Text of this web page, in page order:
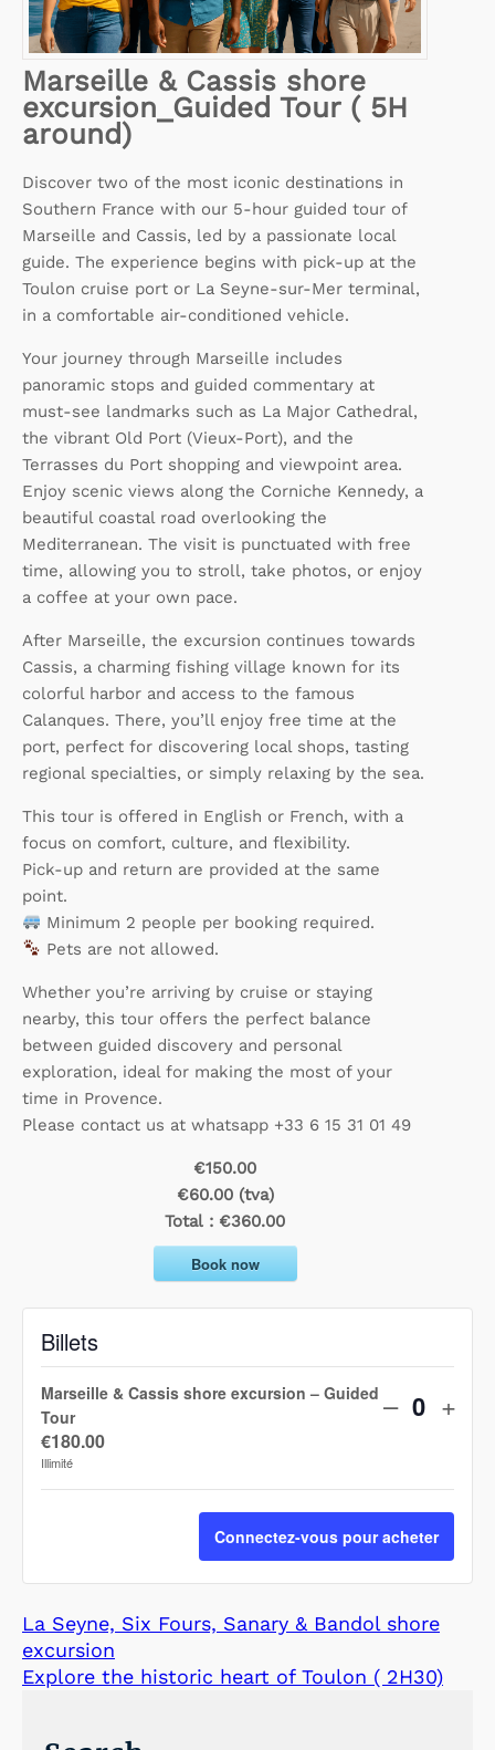
Marseille & Cassis shore
excursion_Guided Tour ( 5H
around)
Discover two of the most iconic destinations in
Southern France with our 5-hour guided tour of
Marseille and Cassis, led by a passionate local
guide. The experience begins with pick-up at the
Toulon cruise port or La Seyne-sur-Mer terminal,
in a comfortable air-conditioned vehicle.
Your journey through Marseille includes
panoramic stops and guided commentary at
must-see landmarks such as La Major Cathedral,
the vibrant Old Port (Vieux-Port), and the
Terrasses du Port shopping and viewpoint area.
Enjoy scenic views along the Corniche Kennedy, a
beautiful coastal road overlooking the
Mediterranean. The visit is punctuated with free
time, allowing you to stroll, take photos, or enjoy
a coffee at your own pace.
After Marseille, the excursion continues towards
Cassis, a charming fishing village known for its
colorful harbor and access to the famous
Calanques. There, you’ll enjoy free time at the
port, perfect for discovering local shops, tasting
regional specialties, or simply relaxing by the sea.
This tour is offered in English or French, with a
focus on comfort, culture, and flexibility.
Pick-up and return are provided at the same
point.
Minimum 2 people per booking required.
Pets are not allowed.
Whether you’re arriving by cruise or staying
nearby, this tour offers the perfect balance
between guided discovery and personal
exploration, ideal for making the most of your
time in Provence.
Please contact us at whatsapp +33 6 15 31 01 49
€150.00
€60.00 (tva)
Total : €360.00
Book now
Billets
Marseille & Cassis shore excursion – Guided
Tour
€180.00
Illimité
D
m
i
n
e
r
–
Q
a
n
t
i
é
A
g
m
e
e
+
Connectez-vous pour acheter
La Seyne, Six Fours, Sanary & Bandol shore
excursion
Explore the historic heart of Toulon ( 2H30)